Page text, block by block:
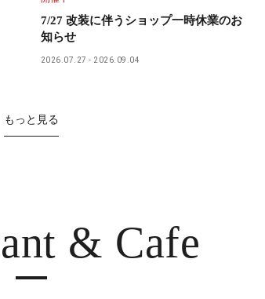
7/27 改装に伴うショップ一時休業のお
知らせ
2026.07.27 2026.09.04
もっと見る
& Cafe